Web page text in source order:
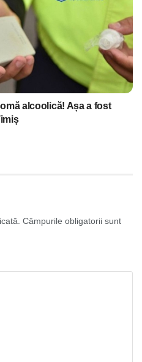
alcoolică! Așa a fost
Câmpurile obligatorii sunt